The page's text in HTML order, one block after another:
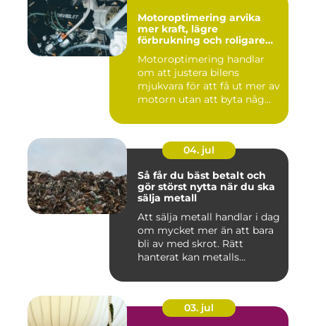
Motoroptimering arvika
mer kraft, lägre
förbrukning och roligare
Motoroptimering handlar
om att justera bilens
mjukvara för att få ut mer av
motorn utan att byta någ...
04. jul
Så får du bäst betalt och
gör störst nytta när du ska
sälja metall
Att sälja metall handlar i dag
om mycket mer än att bara
bli av med skrot. Rätt
hanterat kan metalls...
03. jul